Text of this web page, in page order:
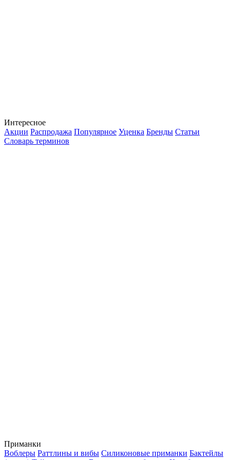
Интересное
Акции Распродажа Популярное Уценка Бренды Статьи
Словарь терминов
Приманки
Воблеры Раттлины и вибы Силиконовые приманки Бактейлы